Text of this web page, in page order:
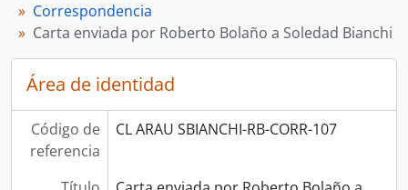
Correspondencia
Carta enviada por Roberto Bolaño a Soledad Bianchi
Área de identidad
Código de
referencia
CL ARAU SBIANCHI-RB-CORR-107